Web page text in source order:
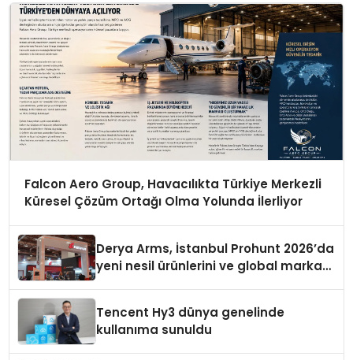
Falcon Aero Group, Havacılıkta Türkiye Merkezli
Küresel Çözüm Ortağı Olma Yolunda İlerliyor
Derya Arms, İstanbul Prohunt 2026’da
yeni nesil ürünlerini ve global marka
Tencent Hy3 dünya genelinde
kullanıma sunuldu